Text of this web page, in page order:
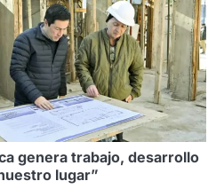
genera trabajo, desarrollo
lugar”